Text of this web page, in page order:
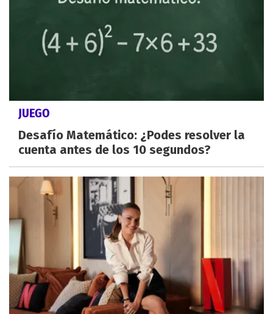
JUEGO
Desafío Matemático: ¿Podes resolver la
cuenta antes de los 10 segundos?